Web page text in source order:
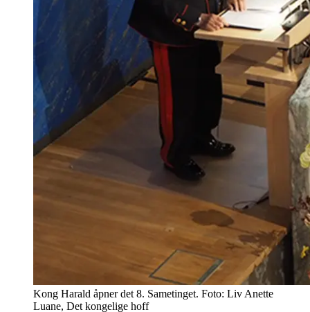
Kong Harald åpner det 8. Sametinget. Foto: Liv Anette
Luane, Det kongelige hoff